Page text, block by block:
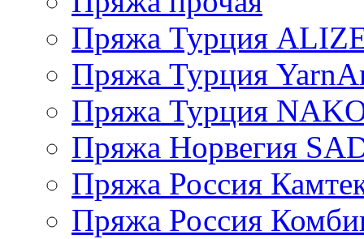
Пряжа Турция
Пряжа Турция
Пряжа Турция
Пряжа Норвегия
Пряжа Россия
Пряжа Россия